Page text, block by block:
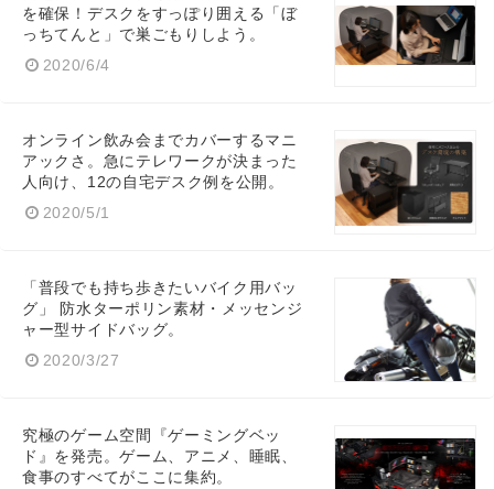
を確保！デスクをすっぽり囲える「ぼ
っちてんと」で巣ごもりしよう。
2020/6/4
オンライン飲み会までカバーするマニ
アックさ。急にテレワークが決まった
人向け、12の自宅デスク例を公開。
2020/5/1
「普段でも持ち歩きたいバイク用バッ
グ」 防水ターポリン素材・メッセンジ
ャー型サイドバッグ。
2020/3/27
究極のゲーム空間『ゲーミングベッ
ド』を発売。ゲーム、アニメ、睡眠、
食事のすべてがここに集約。